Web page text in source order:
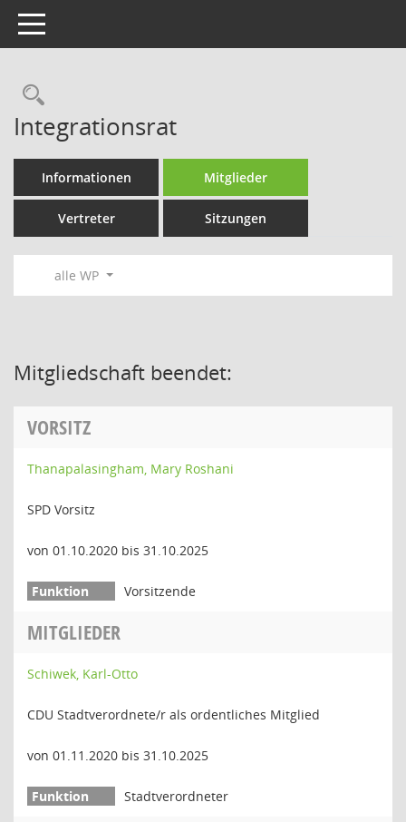
Toggle navigation
Rechercheauswahl
Integrationsrat
Informationen Mitglieder
Vertreter Sitzungen
alle WP
Mitgliedschaft beendet:
VORSITZ
Thanapalasingham, Mary Roshani
SPD Vorsitz
von 01.10.2020 bis 31.10.2025
Vorsitzende
MITGLIEDER
Schiwek, Karl-Otto
CDU Stadtverordnete/r als ordentliches Mitglied
von 01.11.2020 bis 31.10.2025
Stadtverordneter